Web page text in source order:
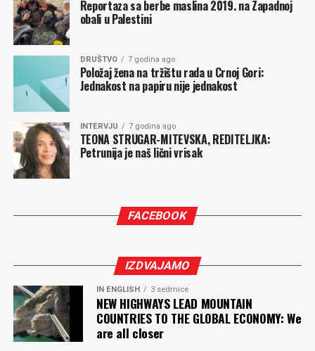
Reportaza sa berbe maslina 2019. na Zapadnoj
obali u Palestini
DRUŠTVO 7 godina ago
Položaj žena na tržištu rada u Crnoj Gori:
Jednakost na papiru nije jednakost
INTERVJU 7 godina ago
TEONA STRUGAR-MITEVSKA, REDITELJKA:
Petrunija je naš lični vrisak
FACEBOOK
IZDVAJAMO
IN ENGLISH 3 sedmice
NEW HIGHWAYS LEAD MOUNTAIN
COUNTRIES TO THE GLOBAL ECONOMY: We
are all closer